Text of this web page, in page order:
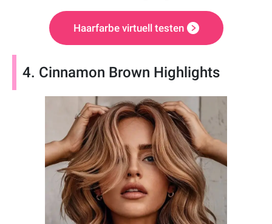
Haarfarbe virtuell testen
4. Cinnamon Brown Highlights